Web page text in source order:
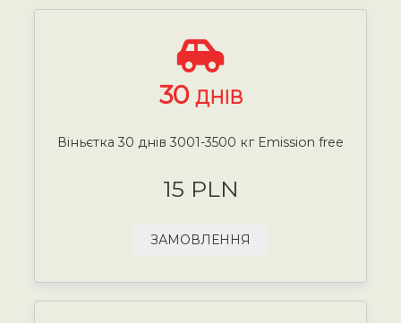
30 ДНІВ
Віньєтка 30 днів 3001-3500 кг Emission free
15 PLN
ЗАМОВЛЕННЯ